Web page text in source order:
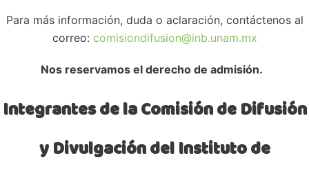
Para más información, duda o aclaración, contáctenos al
correo: comisiondifusion@inb.unam.mx
Nos reservamos el derecho de admisión.
Integrantes de la Comisión de Difusión
y Divulgación del Instituto de